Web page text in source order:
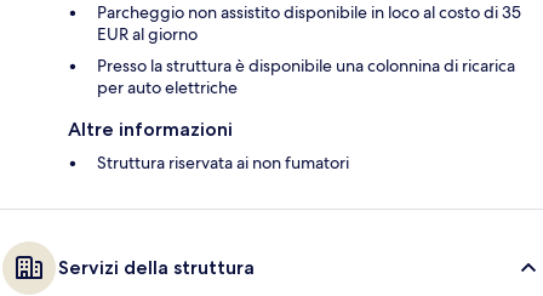
Parcheggio non assistito disponibile in loco al costo di 35
EUR al giorno
Presso la struttura è disponibile una colonnina di ricarica
per auto elettriche
Altre informazioni
Struttura riservata ai non fumatori
Servizi della struttura